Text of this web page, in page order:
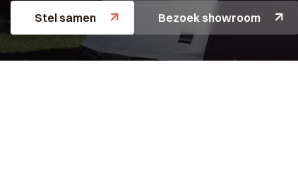
Stel samen Bezoek showroom